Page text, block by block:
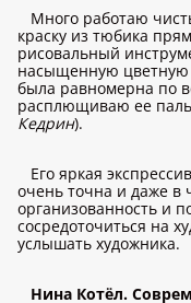
Много работаю
краску из тюбика
рисовальный
насыщенную
была равномерна по
расплющиваю ее
Кедрин).
Его яркая
очень точна и даже в
организованность и
сосредоточиться на
услышать художника.
Нина Котёл.